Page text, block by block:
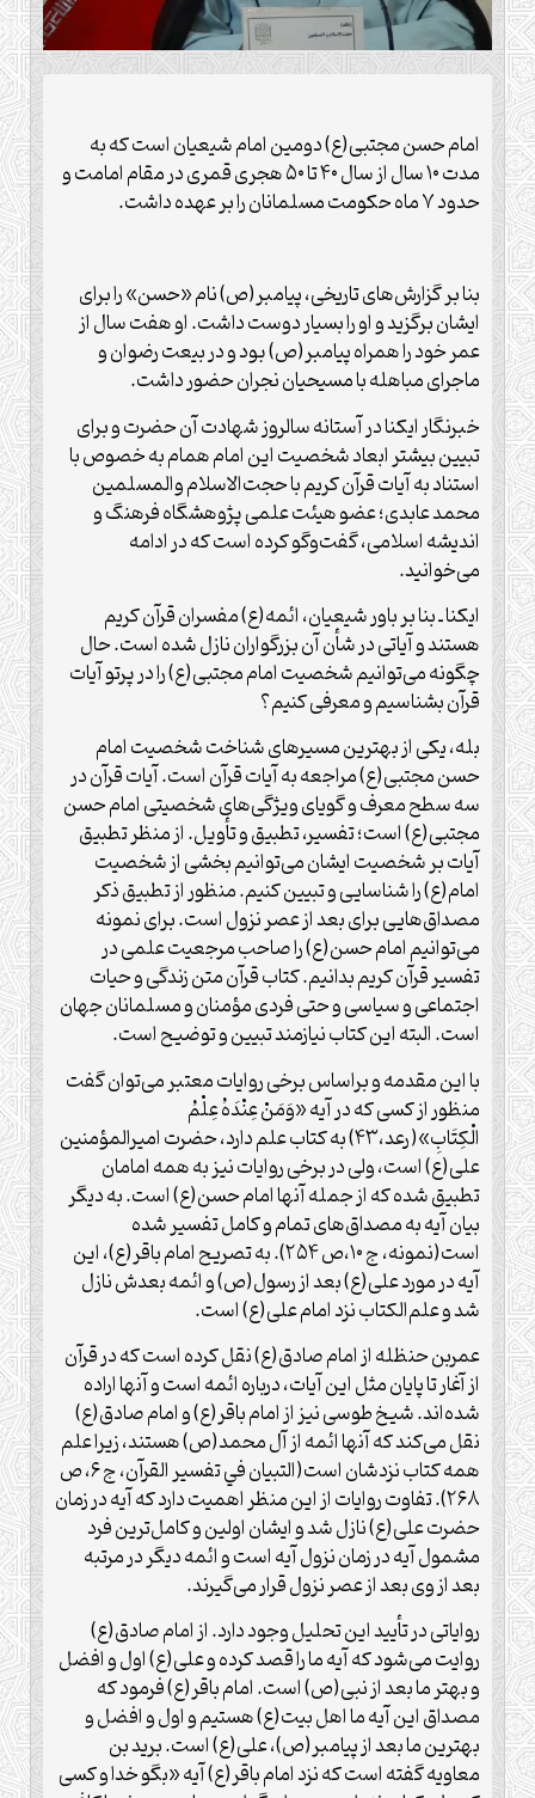
امام حسن مجتبی(ع) دومین امام شیعیان است که به
مدت ۱۰ سال از سال ۴۰ تا ۵۰ هجری قمری در مقام امامت و
حدود ۷ ماه حکومت مسلمانان را بر عهده داشت.
بنا بر گزارش‌های تاریخی، پیامبر(ص) نام «حسن» را برای
ایشان برگزید و او را بسیار دوست داشت. او هفت سال از
عمر خود را همراه پیامبر(ص) بود و در بیعت رضوان و
ماجرای مباهله با مسیحیان نجران حضور داشت.
خبرنگار ایکنا در آستانه سالروز شهادت آن حضرت و برای
تبیین بیشتر ابعاد شخصیت این امام همام به خصوص با
استناد به آیات قرآن کریم با حجت‌الاسلام والمسلمین
محمد عابدی؛ عضو هیئت علمی پژوهشگاه فرهنگ و
اندیشه اسلامی، گفت‌وگو کرده است که در ادامه
می‌خوانید.
ایکنا ـ بنا بر باور شیعیان، ائمه(ع) مفسران قرآن کریم
هستند و آیاتی در شأن آن بزرگواران نازل شده است. حال
چگونه می‌توانیم شخصیت امام مجتبی(ع) را در پرتو آیات
قرآن بشناسیم و معرفی کنیم؟
بله، یکی از بهترین مسیرهای شناخت شخصیت امام
حسن مجتبی(ع) مراجعه به آیات قرآن است. آیات قرآن در
سه سطح معرف و گویای ویژگی‌های شخصیتی امام حسن
مجتبی(ع) است؛ تفسیر، تطبیق و تأویل. از منظر تطبیق
آیات بر شخصیت ایشان می‌توانیم بخشی از شخصیت
امام(ع) را شناسایی و تبیین کنیم. منظور از تطبیق ذکر
مصداق‌هایی برای بعد از عصر نزول است. برای نمونه
می‌توانیم امام حسن(ع) را صاحب مرجعیت علمی در
تفسیر قرآن کریم بدانیم. کتاب قرآن متن زندگی و حیات
اجتماعی و سیاسی و حتی فردی مؤمنان و مسلمانان جهان
است. البته این کتاب نیازمند تبیین و توضیح است.
با این مقدمه و براساس برخی روایات معتبر می‌توان گفت
منظور از کسی که در آیه «وَمَنْ عِنْدَهُ عِلْمُ
الْكِتَابِ»(رعد،۴۳) به کتاب علم دارد، حضرت امیرالمؤمنین
علی(ع) است، ولی در برخی روایات نیز به همه امامان
تطبیق شده که از جمله آنها امام حسن(ع) است. به دیگر
بیان آیه به مصداق‌های تمام و کامل تفسیر شده
است(نمونه، ج ۱۰،ص ۲۵۴). به تصریح امام باقر(ع)، این
آیه در مورد علی(ع) بعد از رسول(ص) و ائمه بعدش نازل
شد و علم‌الکتاب نزد امام علی(ع) است.
عمربن حنظله از امام صادق(ع) نقل کرده است که در قرآن
از آغار تا پایان مثل این آیات، درباره ائمه است و آنها اراده
شده‌اند. شیخ طوسی نیز از امام باقر(ع) و امام صادق(ع)
نقل می‌کند که آنها ائمه از آل محمد(ص) هستند، زیرا علم
همه کتاب نزدشان است(التبيان في تفسير القرآن، ج ‏۶، ص
۲۶۸). تفاوت روایات از این منظر اهمیت دارد که آیه در زمان
حضرت علی(ع) نازل شد و ایشان اولین و کامل‌ترین فرد
مشمول آیه در زمان نزول آیه است و ائمه دیگر در مرتبه
بعد از وی بعد از عصر نزول قرار می‌گیرند.
روایاتی در تأیید این تحلیل وجود دارد. از امام صادق(ع)
روایت می‌شود که آیه ما را قصد کرده و علی(ع) اول و افضل
و بهتر ما بعد از نبی(ص) است. امام باقر(ع) فرمود که
مصداق این آیه ما اهل‌ بیت(ع) هستیم و اول و افضل و
بهترین ما بعد از پیامبر(ص)، علی(ع) است. برید بن
معاویه گفته است که نزد امام باقر(ع) آیه‌ «بگو خدا و کسی